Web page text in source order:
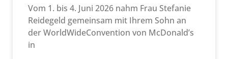
Vom 1. bis 4. Juni 2026 nahm Frau Stefanie
Reidegeld gemeinsam mit Ihrem Sohn an
der WorldWideConvention von McDonald’s
in